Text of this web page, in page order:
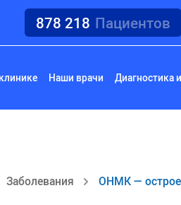
878 218 Пациентов
Наши врачи Диагностика
Заболевания ОНМК — острое